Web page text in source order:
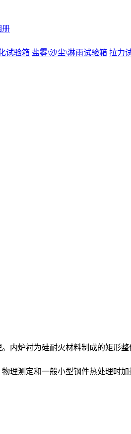
册
试验箱 盐雾\沙尘\淋雨试验箱 拉力
内炉衬为硅耐火材料制成的矩形
理测定和一般小型钢件热处理时